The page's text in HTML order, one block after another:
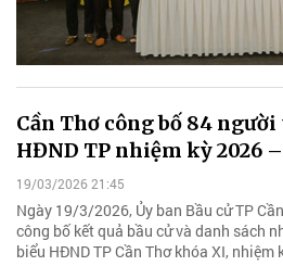
Cần Thơ công bố 84
HĐND TP nhiệm kỳ 2026 –
19/03/2026 21:45
Ngày 19/3/2026, Ủy ban Bầu cử TP
công bố kết quả bầu cử và danh sách
biểu HĐND TP Cần Thơ khóa XI, nhiệm